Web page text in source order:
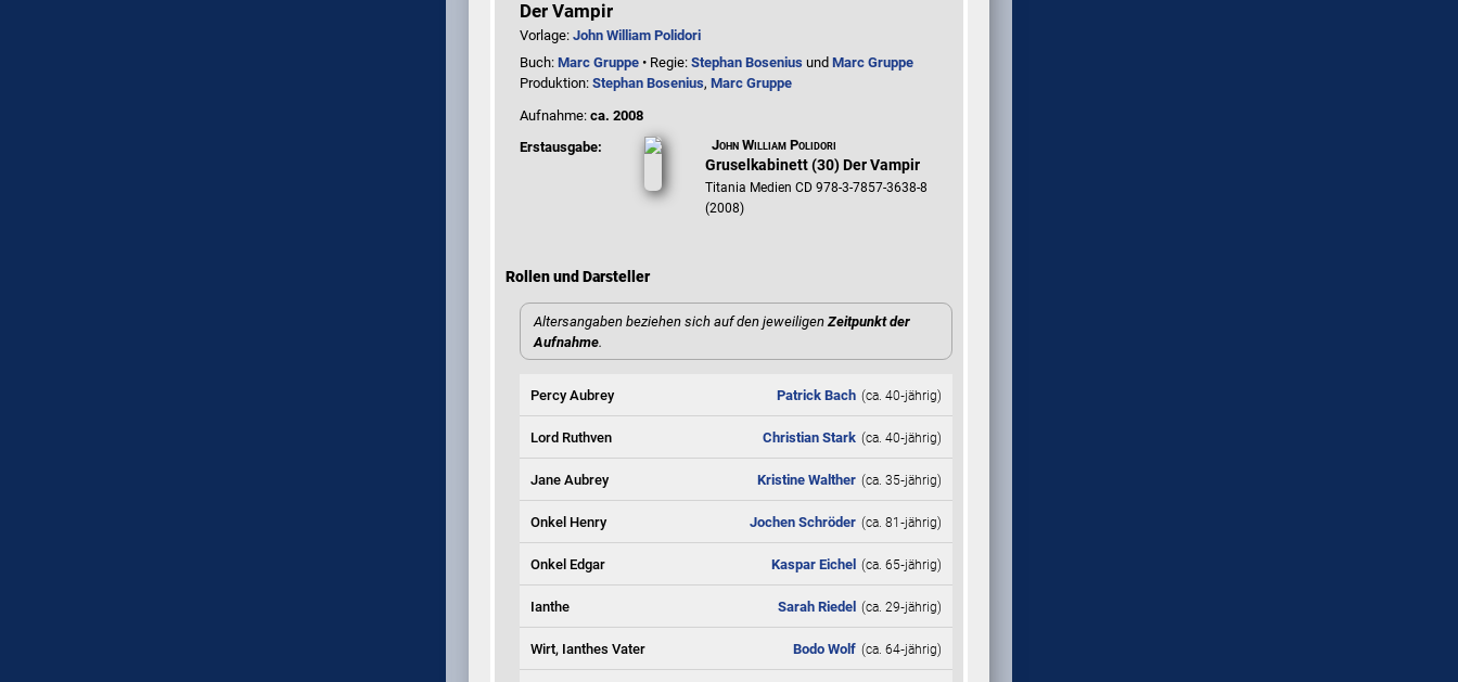
Der Vampir
Vorlage: John William Polidori
Buch: Marc Gruppe• Regie: Stephan Boseniusund Marc Gruppe
Produktion: Stephan Bosenius, Marc Gruppe
Aufnahme: ca. 2008
Erstausgabe:
John William Polidori
Gruselkabinett (30) Der Vampir
Titania Medien CD 978-3-7857-3638-8
(2008)
Rollen und Darsteller
Altersangaben beziehen sich auf den jeweiligenZeitpunkt der
Aufnahme.
Percy Aubrey Patrick Bach (ca. 40‑jährig)
Lord Ruthven Christian Stark (ca. 40‑jährig)
Jane Aubrey Kristine Walther (ca. 35‑jährig)
Onkel Henry Jochen Schröder (ca. 81‑jährig)
Onkel Edgar Kaspar Eichel (ca. 65‑jährig)
Ianthe Sarah Riedel (ca. 29‑jährig)
Wirt, Ianthes Vater Bodo Wolf (ca. 64‑jährig)